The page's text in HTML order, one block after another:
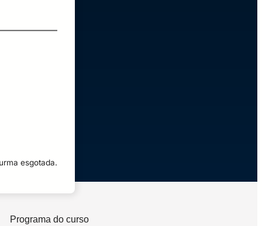
esgotada.
Programa do curso